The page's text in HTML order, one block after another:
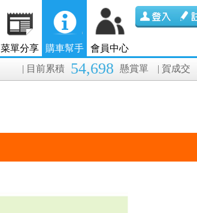
菜單分享 購車幫手 會員中心
| 賀成交
| 目前累積 54,698 懸賞單